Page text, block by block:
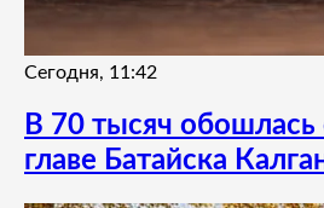
Сегодня, 11:42
В 70 тысяч обошлась
главе Батайска